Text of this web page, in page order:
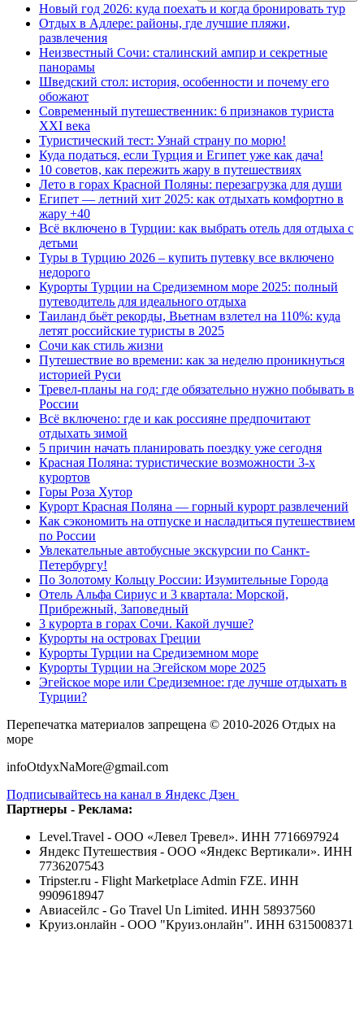
Новый год 2026: куда поехать и когда бронировать тур
Отдых в Адлере: районы, где лучшие пляжи,
развлечения
Неизвестный Сочи: сталинский ампир и секретные
панорамы
Шведский стол: история, особенности и почему его
обожают
Современный путешественник: 6 признаков туриста
XXI века
Туристический тест: Узнай страну по морю!
Куда податься, если Турция и Египет уже как дача!
10 советов, как пережить жару в путешествиях
Лето в горах Красной Поляны: перезагрузка для души
Египет — летний хит 2025: как отдыхать комфортно в
жару +40
Всё включено в Турции: как выбрать отель для отдыха с
детьми
Туры в Турцию 2026 – купить путевку все включено
недорого
Курорты Турции на Средиземном море 2025: полный
путеводитель для идеального отдыха
Таиланд бьёт рекорды, Вьетнам взлетел на 110%: куда
летят российские туристы в 2025
Сочи как стиль жизни
Путешествие во времени: как за неделю проникнуться
историей Руси
Тревел-планы на год: где обязательно нужно побывать в
России
Всё включено: где и как россияне предпочитают
отдыхать зимой
5 причин начать планировать поездку уже сегодня
Красная Поляна: туристические возможности 3-х
курортов
Горы Роза Хутор
Курорт Красная Поляна — горный курорт развлечений
Как сэкономить на отпуске и насладиться путешествием
по России
Увлекательные автобусные экскурсии по Санкт-
Петербургу!
По Золотому Кольцу России: Изумительные Города
Отель Альфа Сириус и 3 квартала: Морской,
Прибрежный, Заповедный
3 курорта в горах Сочи. Какой лучше?
Курорты на островах Греции
Курорты Турции на Средиземном море
Курорты Турции на Эгейском море 2025
Эгейское море или Средиземное: где лучше отдыхать в
Турции?
Перепечатка материалов запрещена © 2010-2026 Отдых на
море
infoOtdyxNaMore@gmail.com
Подписывайтесь на канал в Яндекс Дзен
Партнеры - Реклама:
Level.Travel - ООО «Левел Тревел». ИНН 7716697924
Яндекс Путешествия - ООО «Яндекс Вертикали». ИНН
7736207543
Tripster.ru - Flight Marketplace Admin FZE. ИНН
9909618947
Авиасейлс - Go Travel Un Limited. ИНН 58937560
Круиз.онлайн - ООО "Круиз.онлайн". ИНН 6315008371